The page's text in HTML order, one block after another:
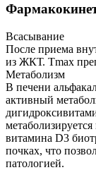
Всасывание
После приема
из ЖКТ. Тmax
Метаболизм
В печени
активный
витамина D3
почках, что
патологией.